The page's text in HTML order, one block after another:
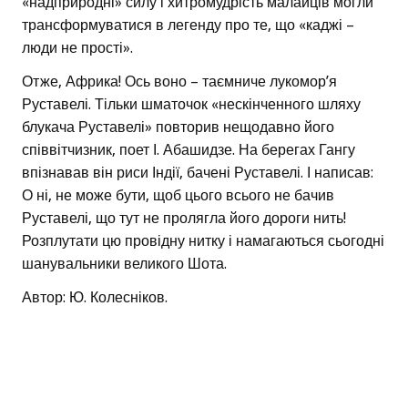
трансформуватися в легенду про те, що «каджі –
люди не прості».
Отже, Африка! Ось воно – таємниче лукомор’я
Руставелі. Тільки шматочок «нескінченного шляху
блукача Руставелі» повторив нещодавно його
співвітчизник, поет І. Абашидзе. На берегах Гангу
впізнавав він риси Індії, бачені Руставелі. І написав:
О ні, не може бути, щоб цього всього не бачив
Руставелі, що тут не пролягла його дороги нить!
Розплутати цю провідну нитку і намагаються сьогодні
шанувальники великого Шота.
Автор: Ю. Колесніков.